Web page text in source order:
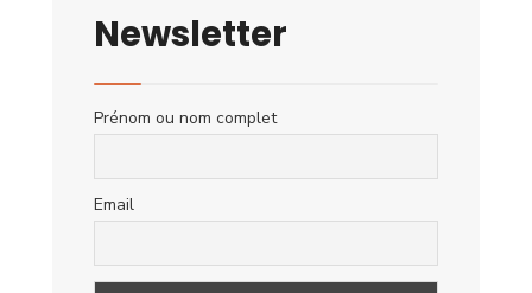
Newsletter
Prénom ou nom complet
Email